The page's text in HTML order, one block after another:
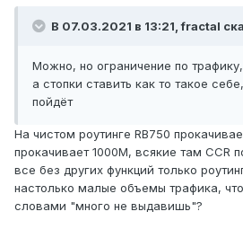
В 07.03.2021 в 13:21,fractal
Можно, но ограничение по
а стопки ставить как то такое
пойдёт
На чистом роутинге RB750
прокачивает 1000М, всякие там CCR
все без других функций только
настолько малые объемы трафика,
словами "много не выдавишь"?